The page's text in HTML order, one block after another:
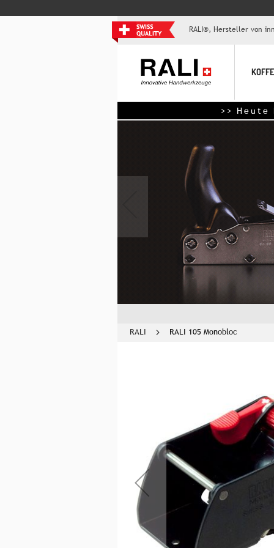
RALI®, Hersteller von
>> Heute kostenloser
RALI RALI 105 Monobloc